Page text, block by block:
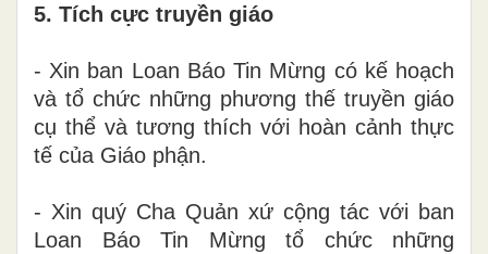
5. Tích cực truyền giáo
- Xin ban Loan Báo Tin Mừng có kế hoạch
và tổ chức những phương thế truyền giáo
cụ thể và tương thích với hoàn cảnh thực
tế của Giáo phận.
- Xin quý Cha Quản xứ cộng tác với ban
Loan Báo Tin Mừng tổ chức những